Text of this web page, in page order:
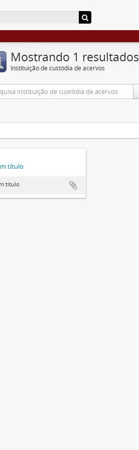
Mostrando 1 resultados
Instituição de custódia de acervos
título
título